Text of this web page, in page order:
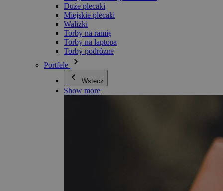
Duże plecaki
Miejskie plecaki
Walizki
Torby na ramię
Torby na laptopa
Torby podróżne
Portfele
Wstecz
Show more